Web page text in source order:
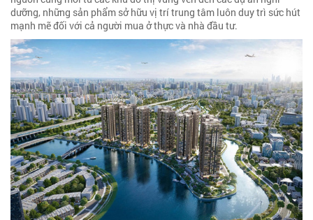
dưỡng, những sản phẩm sở hữu vị trí trung tâm luôn duy trì sức hút
mạnh mẽ đối với cả người mua ở thực và nhà đầu tư.